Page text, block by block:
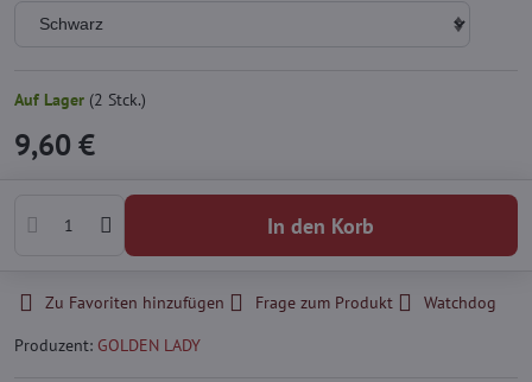
Auf Lager (2 Stck.)
9,60 €
In den Korb
Zu Favoriten hinzufügen Frage zum Produkt
Watchdog
Produzent: GOLDEN LADY